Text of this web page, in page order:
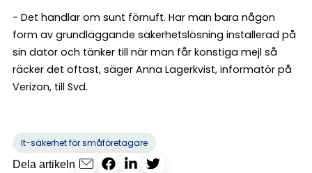
- Det handlar om sunt förnuft. Har man bara någon
form av grundläggande säkerhetslösning installerad på
sin dator och tänker till när man får konstiga mejl så
räcker det oftast, säger Anna Lagerkvist, informatör på
Verizon, till Svd.
It-säkerhet för småföretagare
Dela artikeln